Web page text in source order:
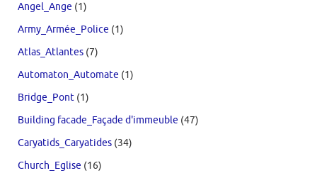
Angel_Ange (1)
Army_Armée_Police (1)
Atlas_Atlantes (7)
Automaton_Automate (1)
Bridge_Pont (1)
Building facade_Façade d'immeuble (47)
Caryatids_Caryatides (34)
Church_Eglise (16)